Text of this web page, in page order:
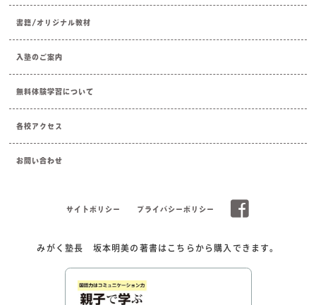
書籍/オリジナル教材
入塾のご案内
無料体験学習について
各校アクセス
お問い合わせ
サイトポリシー プライバシーポリシー
みがく塾長 坂本明美の著書はこちらから購入できます。